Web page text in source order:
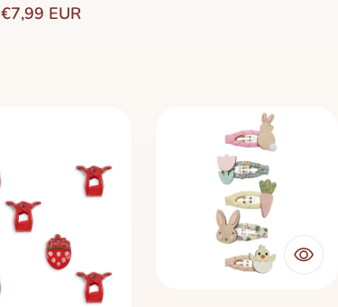
Normale prijs
€7,99 EUR